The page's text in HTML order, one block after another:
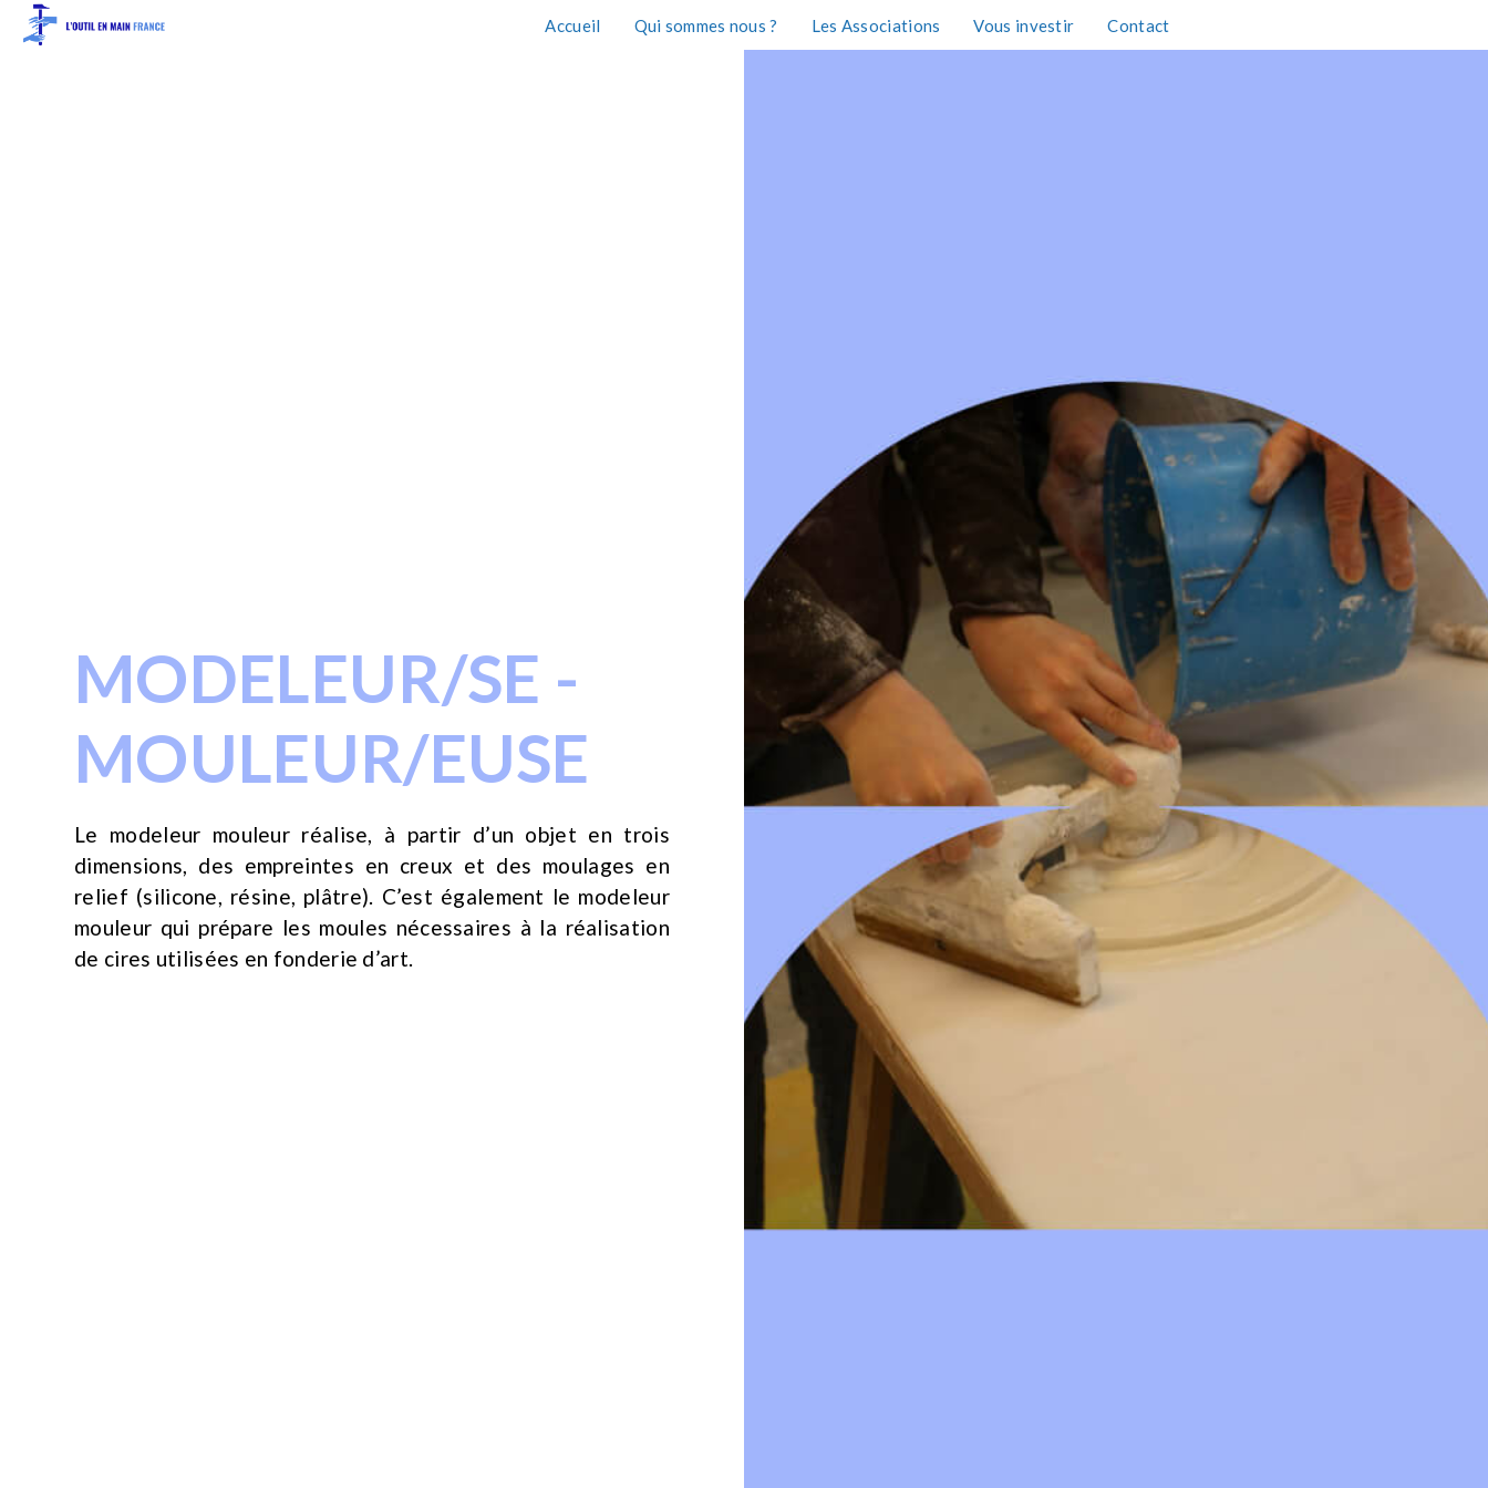
Accueil Qui sommes nous ? Les Associations Vous investir Contact
MODELEUR/SE -
MOULEUR/EUSE
Le modeleur mouleur réalise, à partir d’un objet en trois
dimensions, des empreintes en creux et des moulages en
relief (silicone, résine, plâtre). C’est également le modeleur
mouleur qui prépare les moules nécessaires à la réalisation
de cires utilisées en fonderie d’art.